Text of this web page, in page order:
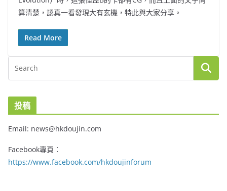
算清楚，認真一看發現大有玄機，特此與大家分享。
Read More
投稿
Email: news@hkdoujin.com
Facebook專頁：
https://www.facebook.com/hkdoujinforum